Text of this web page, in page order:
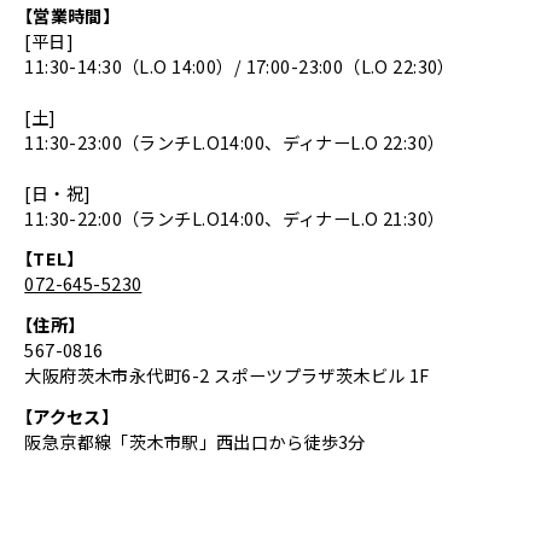
【営業時間】
[平日]
11:30-14:30（L.O 14:00）/ 17:00-23:00（L.O 22:30）
[土]
11:30-23:00（ランチL.O14:00、ディナーL.O 22:30）
[日・祝]
11:30-22:00（ランチL.O14:00、ディナーL.O 21:30）
【TEL】
072-645-5230
【住所】
567-0816
大阪府茨木市永代町6-2 スポーツプラザ茨木ビル 1F
【アクセス】
阪急京都線「茨木市駅」西出口から徒歩3分